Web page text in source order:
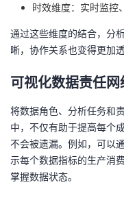
时效维度：实时监控
通过这些维度的结合，分
晰，协作关系也变得更加透
可视化数据责任网
将数据角色、分析任务和
中，不仅有助于提高每个
不会被遗漏。例如，可以
示每个数据指标的生产消
掌握数据状态。